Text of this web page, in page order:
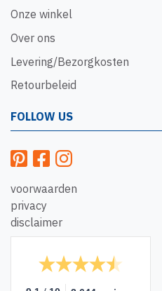
Onze winkel
Over ons
Levering/Bezorgkosten
Retourbeleid
FOLLOW US
voorwaarden
privacy
disclaimer